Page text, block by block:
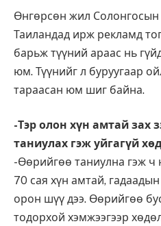
Өнгөрсөн жил
Таиландад ирж рекламд
барьж түүний араас нь
юм. Түүнийг л буруугаар
тараасан юм шиг байна.
-Тэр олон хүн амтай зах
таниулах гэж уйгагүй
-Өөрийгөө таниулна гэж ч
70 сая хүн амтай,
орон шүү дээ. Өөрийгөө
тодорхой хэмжээгээр